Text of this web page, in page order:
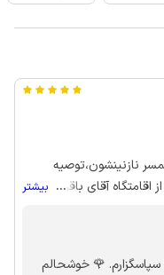
نازنینشون،توصیه
آقای باقرزاده
به مسافر هدیه
... بیشتر
🌹 خوشحالم